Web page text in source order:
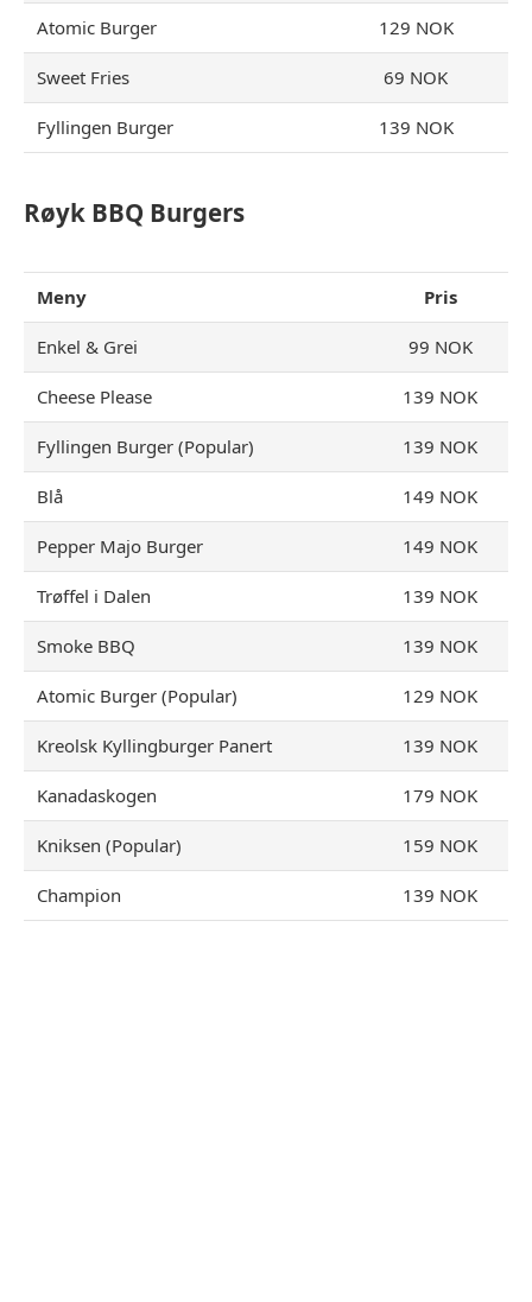
Atomic Burger 129 NOK
Sweet Fries 69 NOK
Fyllingen Burger 139 NOK
Røyk BBQ Burgers
Meny Pris
Enkel & Grei 99 NOK
Cheese Please 139 NOK
Fyllingen Burger (Popular) 139 NOK
Blå 149 NOK
Pepper Majo Burger 149 NOK
Trøffel i Dalen 139 NOK
Smoke BBQ 139 NOK
Atomic Burger (Popular) 129 NOK
Kreolsk Kyllingburger Panert 139 NOK
Kanadaskogen 179 NOK
Kniksen (Popular) 159 NOK
Champion 139 NOK